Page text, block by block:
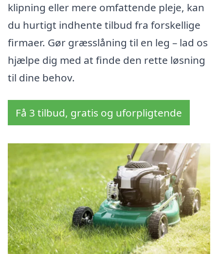
klipning eller mere omfattende pleje, kan
du hurtigt indhente tilbud fra forskellige
firmaer. Gør græsslåning til en leg – lad os
hjælpe dig med at finde den rette løsning
til dine behov.
Få 3 tilbud, gratis og uforpligtende